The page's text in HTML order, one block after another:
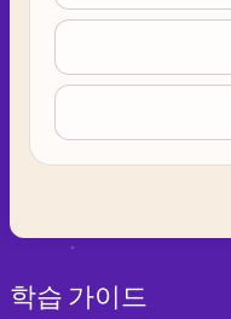
학습 가이드